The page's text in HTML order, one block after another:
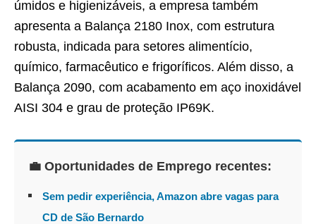
úmidos e higienizáveis, a empresa também
apresenta a Balança 2180 Inox, com estrutura
robusta, indicada para setores alimentício,
químico, farmacêutico e frigoríficos. Além disso, a
Balança 2090, com acabamento em aço inoxidável
AISI 304 e grau de proteção IP69K.
💼 Oportunidades de Emprego recentes:
Sem pedir experiência, Amazon abre vagas para
CD de São Bernardo